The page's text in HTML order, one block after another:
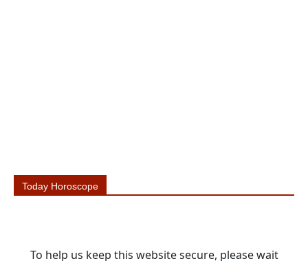
Today Horoscope